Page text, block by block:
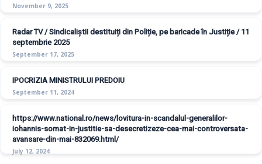
November 9, 2025
Radar TV / Sindicaliștii destituiți din Poliție, pe baricade în Justiție / 11
septembrie 2025
September 17, 2025
IPOCRIZIA MINISTRULUI PREDOIU
September 11, 2024
https://www.national.ro/news/lovitura-in-scandalul-generalilor-
iohannis-somat-in-justitie-sa-desecretizeze-cea-mai-controversata-
avansare-din-mai-832069.html/
July 12, 2024